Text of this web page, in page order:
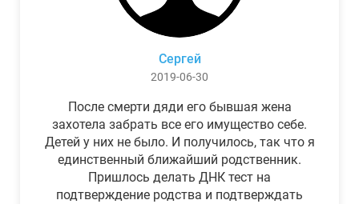
Сергей
2019-06-30
После смерти дяди его бывшая жена
захотела забрать все его имущество себе.
Детей у них не было. И получилось, так что я
единственный ближайший родственник.
Пришлось делать ДНК тест на
подтверждение родства и подтверждать